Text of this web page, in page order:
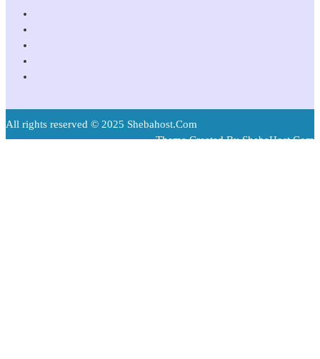
All rights reserved © 2025 Shebahost.Com
Theme Created By ShebaHost.Com